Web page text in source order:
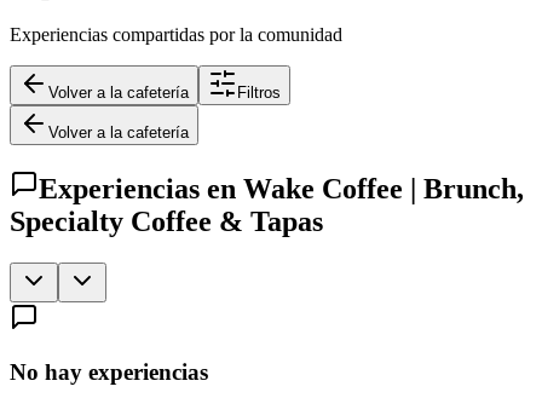
Experiencias compartidas por la comunidad
Volver a la cafetería Filtros
Volver a la cafetería
Experiencias en Wake Coffee | Brunch,
Specialty Coffee & Tapas
No hay experiencias